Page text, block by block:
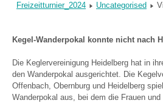
Freizeitturnier_2024
Uncategorised
Kegel-Wanderpokal konnte nicht nach
Die Keglervereinigung Heidelberg hat in
den Wanderpokal ausgerichtet. Die
Offenbach, Obernburg und Heidelberg
Wanderpokal aus, bei dem die Frauen